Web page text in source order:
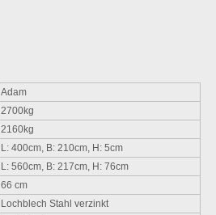
Adam
2700kg
2160kg
L: 400cm, B: 210cm, H: 5cm
L: 560cm, B: 217cm, H: 76cm
66 cm
Lochblech Stahl verzinkt